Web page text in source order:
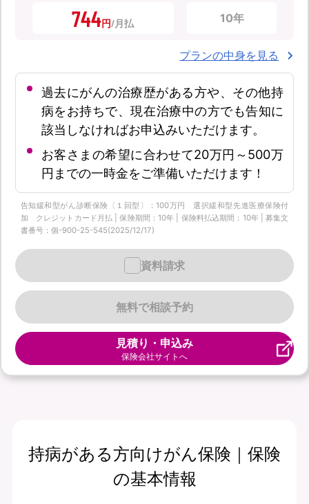
744円 10年
プランの中身を見る
過去にがんの治療歴がある方や、その他持
病をお持ちで、現在治療中の方でも告知に
該当しなければお申込みいただけます。
お客さまの希望に合わせて20万円～500万
円までの一時金をご準備いただけます！
告知緩和型がん診断保険〔１回型〕：100万円 選択緩和型先進医療保険付
加 クレジットカード月払 | 保険期間：10年 | 保険料払込期間：10年 | 募集文
書番号：個-900-25-545(2025/12/17)
無料で相談予約
資料請求
見積り・申込み
保険会社サイトへ
持病がある方向けがん保険｜保険
の基本情報